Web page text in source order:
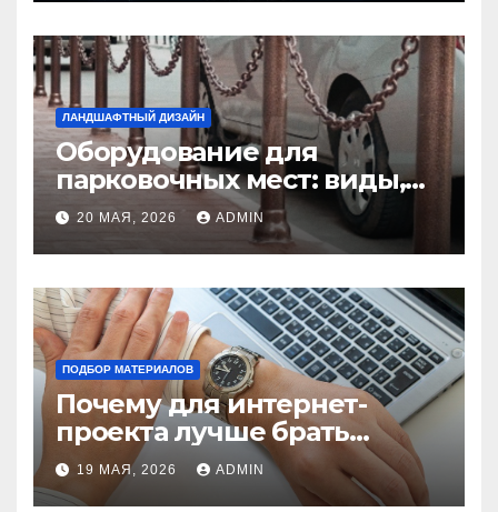
ЛАНДШАФТНЫЙ ДИЗАЙН
Оборудование для
парковочных мест: виды,
функции и нормы
установки
20 МАЯ, 2026 ADMIN
ПОДБОР МАТЕРИАЛОВ
Почему для интернет-
проекта лучше брать
отдельный сервер:
преимущества и ключевые
19 МАЯ, 2026 ADMIN